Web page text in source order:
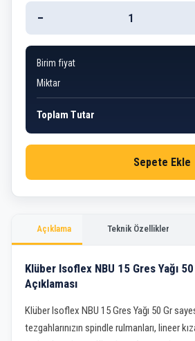
Açıklama Teknik Özellikler
Klüber Isoflex NBU 15 Gres Yağı
Açıklaması
Klüber Isoflex NBU 15 Gres Yağı 50 Gr
tezgahlarınızın spindle rulmanları, lineer
−
Birim fiyat
Miktar
Toplam Tutar
Sepete Ekle